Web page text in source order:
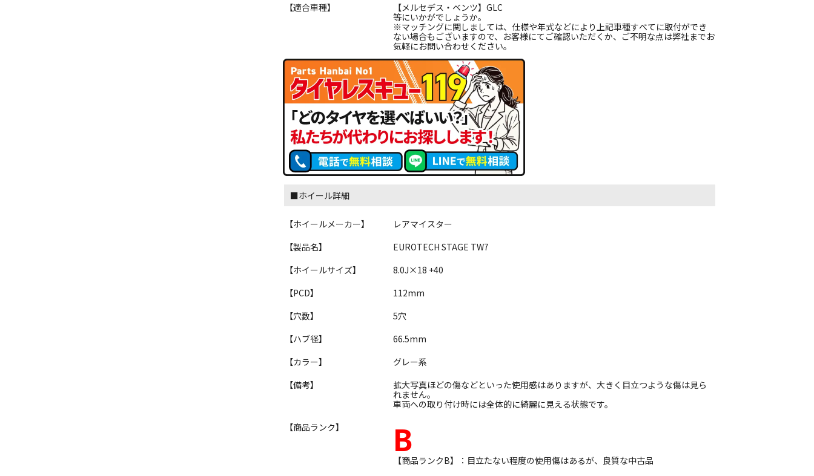
【適合車種】
【メルセデス・ベンツ】GLC
等にいかがでしょうか。
※マッチングに関しましては、仕様や年式などにより上記車種すべてに取付ができ
ない場合もございますので、お客様にてご確認いただくか、ご不明な点は弊社までお
気軽にお問い合わせください。
■ホイール詳細
【ホイールメーカー】
レアマイスター
【製品名】
EUROTECH STAGE TW7
【ホイールサイズ】
8.0J×18 +40
【PCD】
112mm
【穴数】
5穴
【ハブ径】
66.5mm
【カラー】
グレー系
【備考】
拡大写真ほどの傷などといった使用感はありますが、大きく目立つような傷は見ら
れません。
車両への取り付け時には全体的に綺麗に見える状態です。
【商品ランク】
B
【商品ランクB】：目立たない程度の使用傷はあるが、良質な中古品